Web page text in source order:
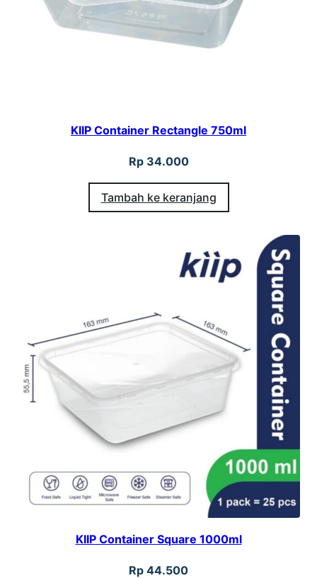
KIIP Container Rectangle 750ml
Rp34.000
Tambah ke keranjang
KIIP Container Square 1000ml
Rp 44.500